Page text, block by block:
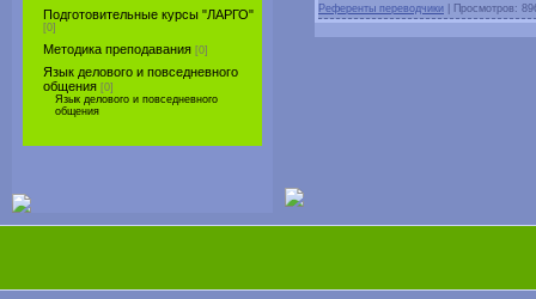
Подготовительные курсы "ЛАРГО"
[0]
Методика преподавания [0]
Язык делового и повседневного
общения [0]
Язык делового и повседневного
общения
Референты переводчики Просмотров: